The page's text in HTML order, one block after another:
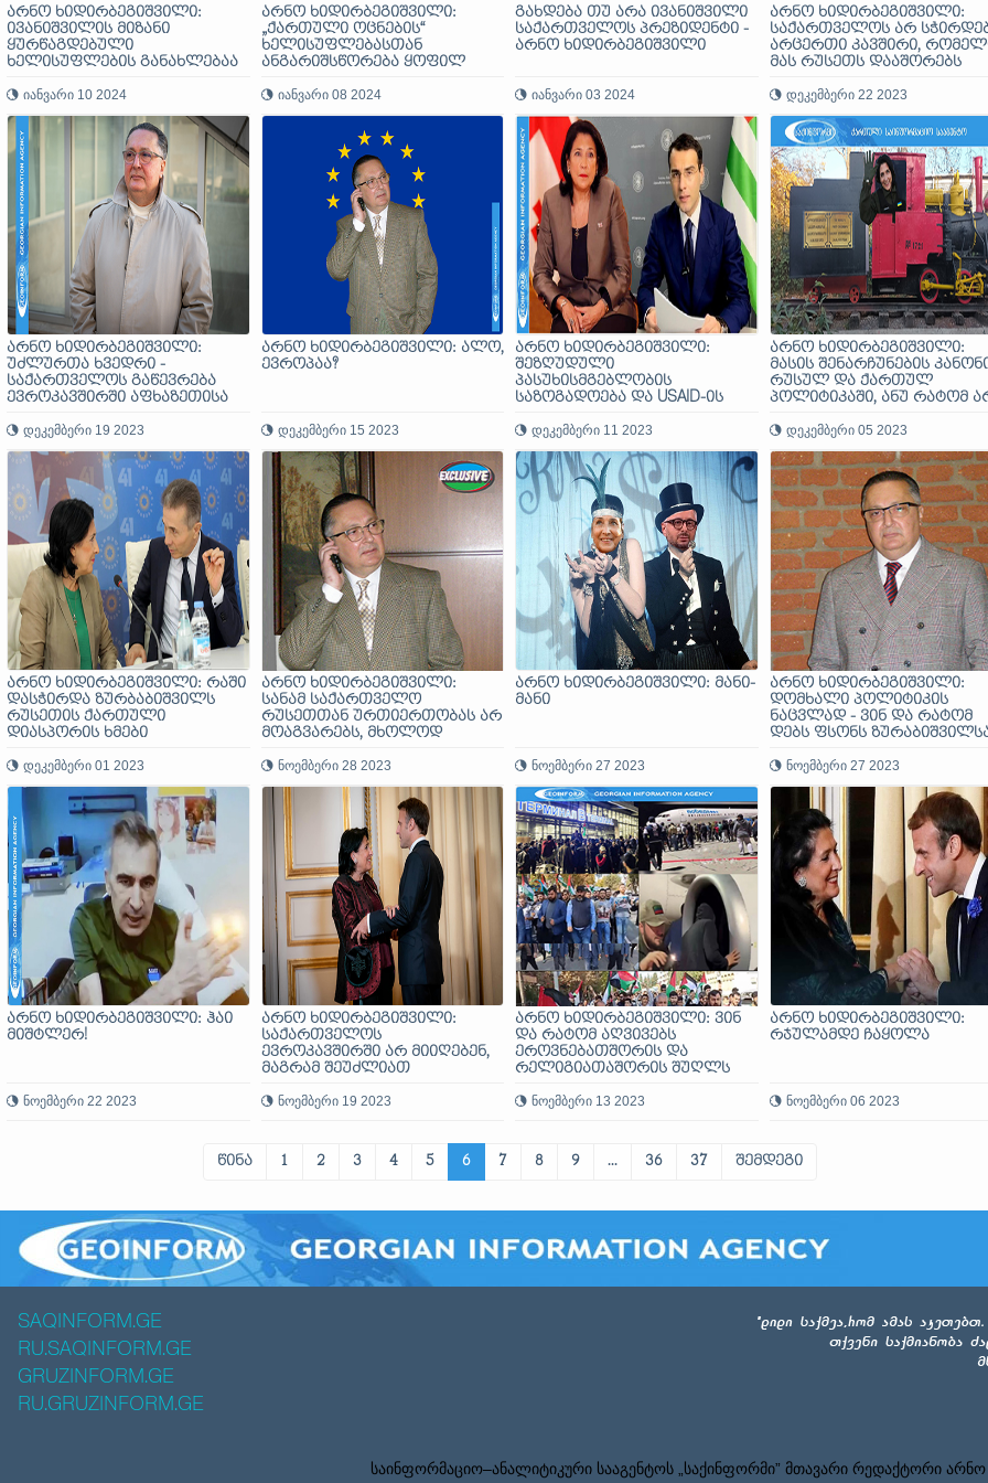
არნო ხიდირბეგიშვილი:
ივანიშვილის მიზანი
ყურწაგდებული
ხელისუფლების განახლებაა
იანვარი 10 2024
არნო ხიდირბეგიშვილი:
„ქართული ოცნების“
ხელისუფლებასთან
ანგარიშსწორება ყოფილ
საქმეთა და თავდაცვის
მინისტრებს, გენშტაბის,
სახელმწიფო დაცვისა და
სახელმწიფო უსაფრთხოების
სამსახურების ყოფილ
უფროსებს სურთ!
იანვარი 08 2024
გახდება თუ არა ივანიშვილი
საქართველოს პრეზიდენტი -
არნო ხიდირბეგიშვილი
იანვარი 03 2024
არნო ხიდირბეგიშვილი:
საქართველოს არ
არცერთი კავშირი,
მას რუსეთს დააშორებს
დეკემბერი 22 2023
არნო ხიდირბეგიშვილი:
უძლურთა ხვედრი -
საქართველოს გაწევრება
ევროკავშირში აფხაზეთისა
დამოუკიდებლობის
აღიარების ტოლფასია
დეკემბერი 19 2023
არნო ხიდირბეგიშვილი: ალო,
ევროპაა?
დეკემბერი 15 2023
არნო ხიდირბეგიშვილი:
შეზღუდული
პასუხისმგებლობის
საზოგადოება და USAID-ის
აფხაზეთში
დეკემბერი 11 2023
არნო ხიდირბეგიშვილი:
მასის შენარჩუნების
რუსულ და ქართულ
პოლიტიკაში, ანუ რატომ
მაგრამ მეგობრობაზე
დეკემბერი 05 2023
არნო ხიდირბეგიშვილი: რაში
დასჭირდა ზურბაბიშვილს
რუსეთის ქართული
დიასპორის ხმები
დეკემბერი 01 2023
არნო ხიდირბეგიშვილი:
სანამ საქართველო
რუსეთთან ურთიერთობას არ
მოაგვარებს, მხოლოდ
ჰქონდეს
ნოემბერი 28 2023
არნო ხიდირბეგიშვილი: მანი-
მანი
ნოემბერი 27 2023
არნო ხიდირბეგიშვილი:
დომხალი პოლიტიკის
ნაცვლად - ვინ და რატომ
დებს ფსონს
ნოემბერი 27 2023
არნო ხიდირბეგიშვილი: ჰაი
მიშტლერ!
ნოემბერი 22 2023
არნო ხიდირბეგიშვილი:
საქართველოს
ევროკავშირში არ მიიღებენ,
მაგრამ შეუძლიათ
ნოემბერი 19 2023
არნო ხიდირბეგიშვილი: ვინ
და რატომ აღვივებს
ეროვნებათშორის და
რელიგიათაშორის შუღლს
ნოემბერი 13 2023
არნო ხიდირბეგიშვილი:
რჯულამდე ჩაყოლა
ნოემბერი 06 2023
წინა 1 2 3 4 5 6 7 8 9 ... 36 37 შემდეგი
SAQINFORM.GE
RU.SAQINFORM.GE
GRUZINFORM.GE
RU.GRUZINFORM.GE
საინფორმაციო–ანალიტიკური სააგენტოს „საქინფორმი” მთავარი რედაქტორი